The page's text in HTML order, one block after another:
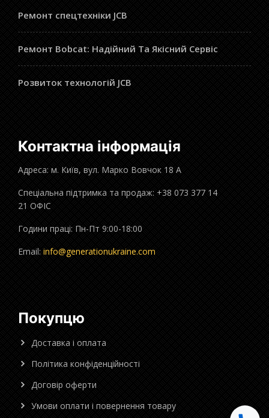
Ремонт спецтехніки JCB
Ремонт Bobcat: Надійний Та Якісний Сервіс
Розвиток технологій JCB
Контактна інформація
Адреса: м. Київ, вул. Марко Вовчок 18 А
Спеціальна підтримка та продаж: +38 073 377 14
21 ОФІС
Години праці: Пн-Пт 9:00-18:00
Email: info@generationukraine.com
Покупцю
Доставка і оплата
Політика конфіденційності
Договір оферти
Умови оплати і повернення товару